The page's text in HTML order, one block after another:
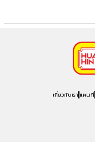
เกี่ยวกับเรา แผนที่